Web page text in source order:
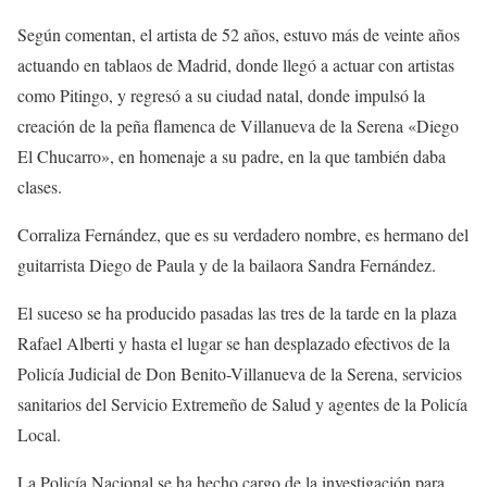
Según comentan, el artista de 52 años, estuvo más de veinte años
actuando en tablaos de Madrid, donde llegó a actuar con artistas
como Pitingo, y regresó a su ciudad natal, donde impulsó la
creación de la peña flamenca de Villanueva de la Serena «Diego
El Chucarro», en homenaje a su padre, en la que también daba
clases.
Corraliza Fernández, que es su verdadero nombre, es hermano del
guitarrista Diego de Paula y de la bailaora Sandra Fernández.
El suceso se ha producido pasadas las tres de la tarde en la plaza
Rafael Alberti y hasta el lugar se han desplazado efectivos de la
Policía Judicial de Don Benito-Villanueva de la Serena, servicios
sanitarios del Servicio Extremeño de Salud y agentes de la Policía
Local.
La Policía Nacional se ha hecho cargo de la investigación para